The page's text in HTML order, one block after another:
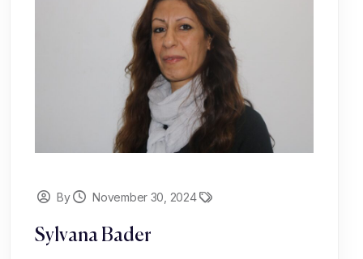
By November 30, 2024
Sylvana Bader